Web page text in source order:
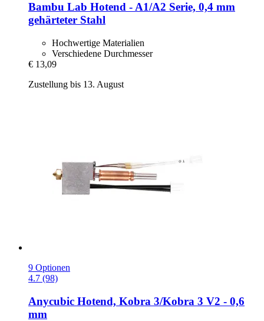
Bambu Lab Hotend -​ A1/A2 Serie, 0,4 mm
gehärteter Stahl
Hochwertige Materialien
Verschiedene Durchmesser
€ 13,09
Zustellung bis 13. August
9 Optionen
4.7 (98)
Anycubic Hotend, Kobra 3/Kobra 3 V2 -​ 0,6
mm